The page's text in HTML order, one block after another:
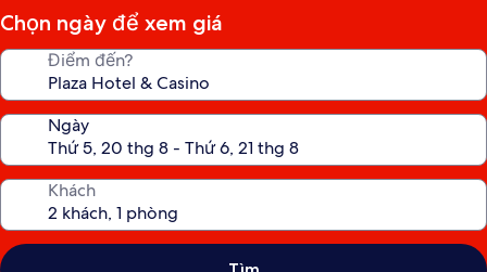
4.0
sao
Chọn ngày để xem giá
Điểm đến?
Ngày
Khách